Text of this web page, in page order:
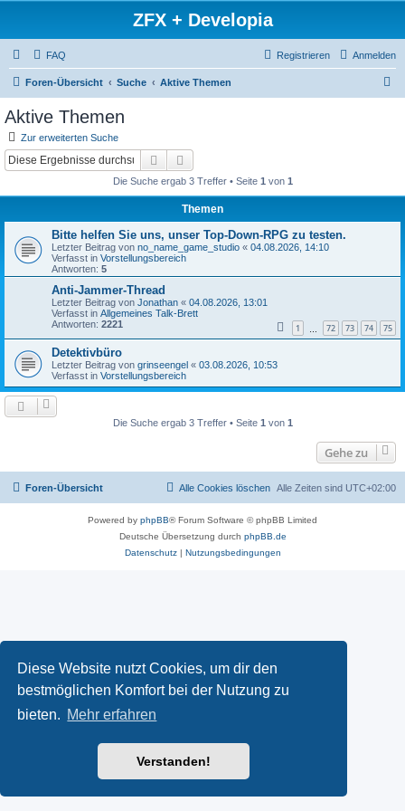
Diese Website nutzt Cookies, um dir den
bestmöglichen Komfort bei der Nutzung zu
bieten. Mehr erfahren
Verstanden!
ZFX + Developia
FAQ Anmelden
Registrieren
Foren-Übersicht Suche Aktive Themen
Aktive Themen
Zur erweiterten Suche
Suche
Die Suche ergab 3 Treffer • Seite 1 von 1
Themen
Bitte helfen Sie uns, unser Top-Down-RPG zu testen.
Letzter Beitrag von no_name_game_studio « 04.08.2026, 14:10
Verfasst in Vorstellungsbereich
Antworten: 5
Anti-Jammer-Thread
Letzter Beitrag von Jonathan « 04.08.2026, 13:01
Verfasst in Allgemeines Talk-Brett
Antworten: 2221 1 72 73 74 75
Detektivbüro
Letzter Beitrag von grinseengel « 03.08.2026, 10:53
Verfasst in Vorstellungsbereich
Die Suche ergab 3 Treffer • Seite 1 von 1
Gehe zu
Foren-Übersicht Alle Zeiten sind UTC+02:00
Alle Cookies löschen
Powered by phpBB® Forum Software © phpBB Limited
Deutsche Übersetzung durch phpBB.de
Datenschutz| Nutzungsbedingungen